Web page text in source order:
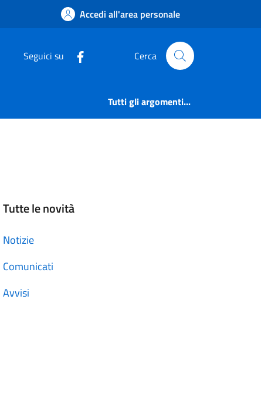
Accedi all'area personale
Seguici su Cerca
Tutti gli argomenti...
Tutte le novità
Notizie
Comunicati
Avvisi